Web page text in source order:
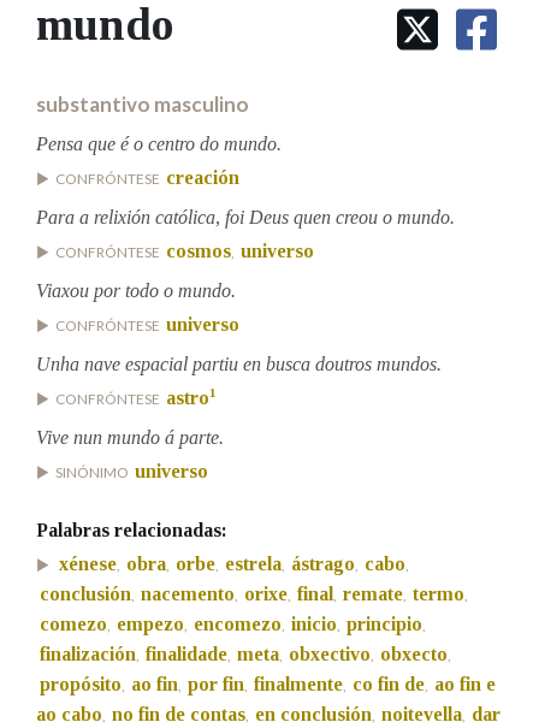
IDENTIDADE CORPORATIVA
MARCIAL DEL ADALID
FIGURAS HOMENAXEADAS
PRIMAVERA DAS LETRAS
Facebook
TwitterYoutubeInstagram
Bluesky
BUSCAR NOS LEMAS
Remata por
Contén
BUSCAR NO CONTIDO
Na fraseoloxía
OUTRAS OPCIÓNS DE BUSCA
mundo
substantivo masculino
Pensa que é o centro do mundo.
CONFRÓNTESE creación
Para a relixión católica, foi Deus quen creou o mundo.
CONFRÓNTESE cosmos, universo
Viaxou por todo o mundo.
CONFRÓNTESE universo
Unha nave espacial partiu en busca doutros mundos.
CONFRÓNTESE astro1
Vive nun mundo á parte.
SINÓNIMO universo
Palabras relacionadas:
xénese, obra, orbe, estrela, ástrago, cabo,
conclusión, nacemento, orixe, final, remate, termo,
comezo, empezo, encomezo, inicio, principio,
finalización, finalidade, meta, obxectivo, obxecto,
propósito, ao fin, por fin, finalmente, co fin de, ao fin e
ao cabo, no fin de contas, en conclusión, noitevella, dar